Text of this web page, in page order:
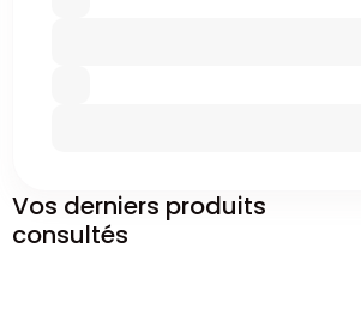
Vos derniers produits
consultés